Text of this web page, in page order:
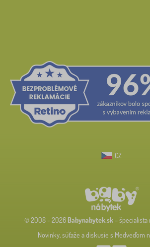
CZ
© 2008 - 2026 Babynabytek.sk– špecialista
Novinky, súťaže a diskusie s Medveďom